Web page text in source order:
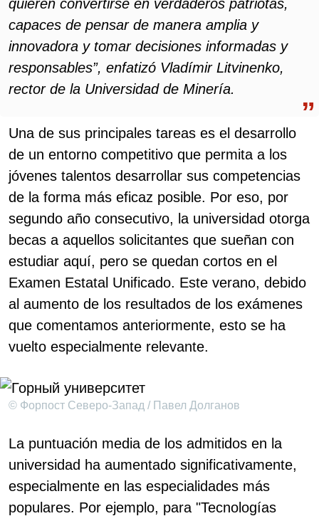
quieren convertirse en verdaderos patriotas,
capaces de pensar de manera amplia y
innovadora y tomar decisiones informadas y
responsables”, enfatizó Vladímir Litvinenko,
rector de la Universidad de Minería.
Una de sus principales tareas es el desarrollo
de un entorno competitivo que permita a los
jóvenes talentos desarrollar sus competencias
de la forma más eficaz posible. Por eso, por
segundo año consecutivo, la universidad otorga
becas a aquellos solicitantes que sueñan con
estudiar aquí, pero se quedan cortos en el
Examen Estatal Unificado. Este verano, debido
al aumento de los resultados de los exámenes
que comentamos anteriormente, esto se ha
vuelto especialmente relevante.
© Форпост Северо-Запад / Павел Долганов
La puntuación media de los admitidos en la
universidad ha aumentado significativamente,
especialmente en las especialidades más
populares. Por ejemplo, para "Tecnologías